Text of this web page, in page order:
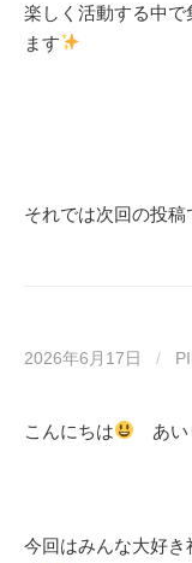
楽しく活動する中
ます
それでは次回の投稿
2026年6月17日 /
こんにちは あい
今回はみんな大好き